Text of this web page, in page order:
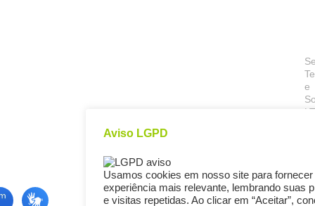
e
Aviso LGPD
Usamos cookies em nosso site para fornecer
experiência mais relevante, lembrando suas
e visitas repetidas. Ao clicar em “Aceitar”,